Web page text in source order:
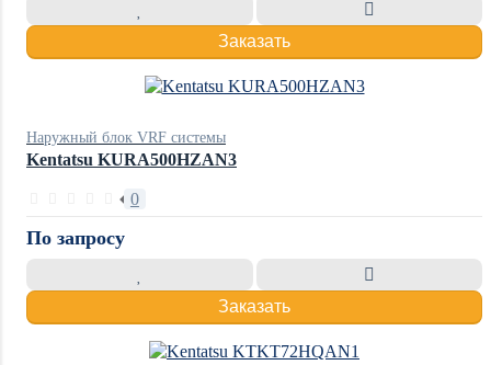
Заказать
Наружный блок VRF системы
Kentatsu KURA500HZAN3
0
По запросу
Заказать